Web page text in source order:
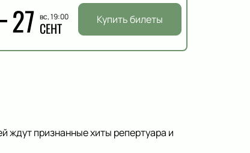
27 вс, 19:00
СЕНТ Купить билеты
ждут признанные хиты репертуара и